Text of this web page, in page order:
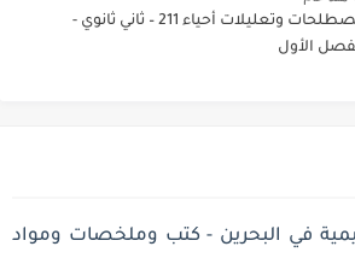
مصطلحات وتعليلات أحياء 211 – ثاني ثانوي -
الأول
في البحرين - كتب وملخصات ومواد